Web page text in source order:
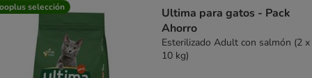
selección
Ultima para gatos - Pack
Ahorro
Esterilizado Adult con salmón (2 x
10 kg)